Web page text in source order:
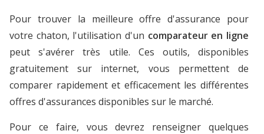
Pour trouver la meilleure offre d'assurance pour
votre chaton, l'utilisation d'un comparateur en ligne
peut s'avérer très utile. Ces outils, disponibles
gratuitement sur internet, vous permettent de
comparer rapidement et efficacement les différentes
offres d'assurances disponibles sur le marché.
Pour ce faire, vous devrez renseigner quelques